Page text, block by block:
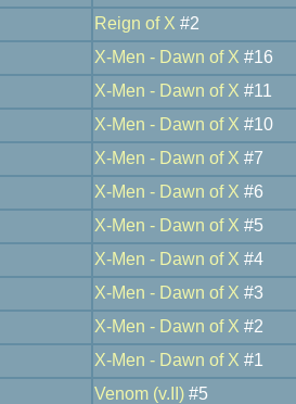
Reign of X #2
X-Men - Dawn of X #16
X-Men - Dawn of X #11
X-Men - Dawn of X #10
X-Men - Dawn of X #7
X-Men - Dawn of X #6
X-Men - Dawn of X #5
X-Men - Dawn of X #4
X-Men - Dawn of X #3
X-Men - Dawn of X #2
X-Men - Dawn of X #1
Venom (v.II) #5